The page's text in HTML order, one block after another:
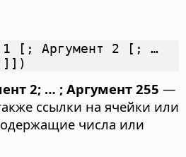
1 [; Аргумент 2 [; …
2; … ; Аргумент 255 —
ссылки на ячейки или
числа или